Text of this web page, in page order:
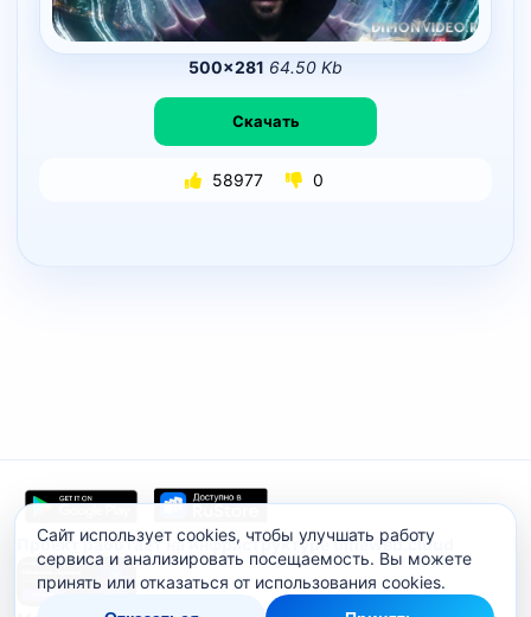
500×281 64.50 Kb
Скачать
58977 0
Проект работает на инфраструктуре timeweb.cloud
Сайт использует cookies, чтобы улучшать работу
сервиса и анализировать посещаемость. Вы можете
принять или отказаться от использования cookies.